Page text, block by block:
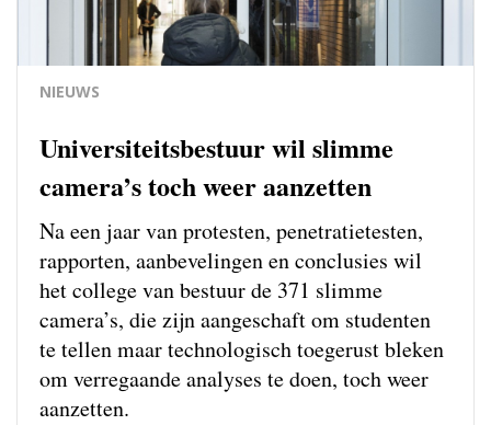
NIEUWS
Universiteitsbestuur wil slimme
camera’s toch weer aanzetten
Na een jaar van protesten, penetratietesten,
rapporten, aanbevelingen en conclusies wil
het college van bestuur de 371 slimme
camera’s, die zijn aangeschaft om studenten
te tellen maar technologisch toegerust bleken
om verregaande analyses te doen, toch weer
aanzetten.